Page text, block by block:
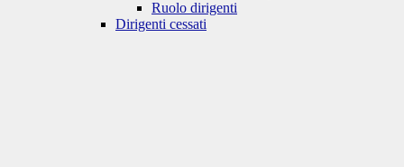
Ruolo dirigenti
Dirigenti cessati